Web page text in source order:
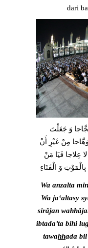
dari
مِنْ غَيْرِ أَنْ
عِلاجا فَيَا مَنْ
وَ الْفَنَاءِ
Wa anzalta
Wa ja‘altasy
sirâjan
ibtada’ta bihi
tawahhada bil